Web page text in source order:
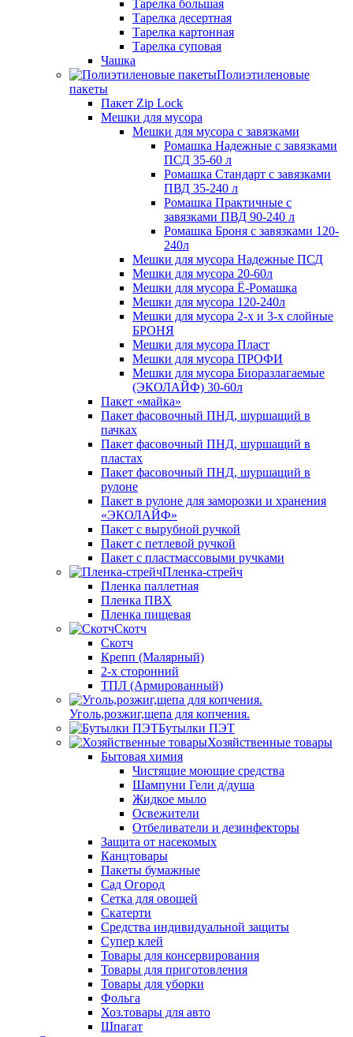
Тарелка большая
Тарелка десертная
Тарелка картонная
Тарелка суповая
Чашка
Полиэтиленовые
пакеты
Пакет Zip Lock
Мешки для мусора
Мешки для мусора с завязками
Ромашка Надежные с завязками
ПСД 35-60 л
Ромашка Стандарт с завязками
ПВД 35-240 л
Ромашка Практичные с
завязками ПВД 90-240 л
Ромашка Броня с завязками 120-
240л
Мешки для мусора Надежные ПСД
Мешки для мусора 20-60л
Мешки для мусора Ё-Ромашка
Мешки для мусора 120-240л
Мешки для мусора 2-х и 3-х слойные
БРОНЯ
Мешки для мусора Пласт
Мешки для мусора ПРОФИ
Мешки для мусора Биоразлагаемые
(ЭКОЛАЙФ) 30-60л
Пакет «майка»
Пакет фасовочный ПНД, шуршащий в
пачках
Пакет фасовочный ПНД, шуршащий в
пластах
Пакет фасовочный ПНД, шуршащий в
рулоне
Пакет в рулоне для заморозки и хранения
«ЭКОЛАЙФ»
Пакет с вырубной ручкой
Пакет с петлевой ручкой
Пакет с пластмассовыми ручками
Пленка-стрейч
Пленка паллетная
Пленка ПВХ
Пленка пищевая
Скотч
Скотч
Крепп (Малярный)
2-х сторонний
ТПЛ (Армированный)
Уголь,розжиг,щепа для копчения.
Бутылки ПЭТ
Хозяйственные товары
Бытовая химия
Чистящие моющие средства
Шампуни Гели д/душа
Жидкое мыло
Освежители
Отбеливатели и дезинфекторы
Защита от насекомых
Канцтовары
Пакеты бумажные
Сад Огород
Сетка для овощей
Скатерти
Средства индивидуальной защиты
Супер клей
Товары для консервирования
Товары для приготовления
Товары для уборки
Фольга
Хоз.товары для авто
Шпагат